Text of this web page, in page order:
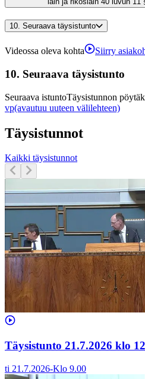
10. Seuraava täysistunto
Videossa oleva kohta Siirry
10. Seuraava täysistunto
Seuraava istuntoTäysistunnon
vp(avautuu uuteen välilehteen)
Täysistunnot
Kaikki täysistunnot
Täysistunto 21.7.2026 klo 12
ti 21.7.2026-Klo 9.00